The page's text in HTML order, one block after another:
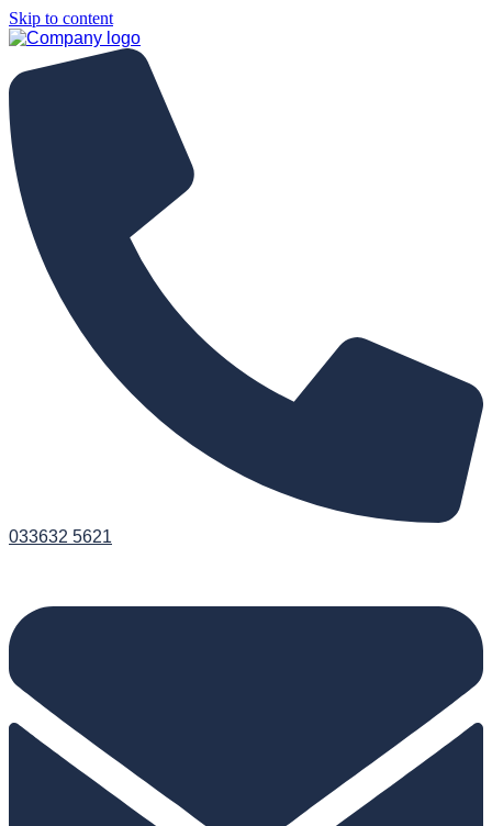
Skip to content
033632 5621